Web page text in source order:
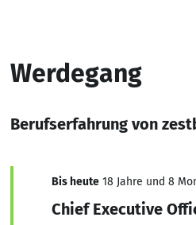
Werdegang
Berufserfahrung von
Bis heute 18 Jahre und 8
Chief Executive